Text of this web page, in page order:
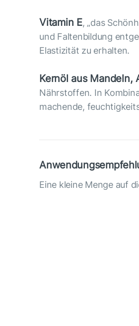
Vitamin E, „das
und Faltenbildung
Elastizität zu erhalten.
Kernöl aus Mandeln,
Nährstoffen. In
machende,
Eine kleine Menge auf